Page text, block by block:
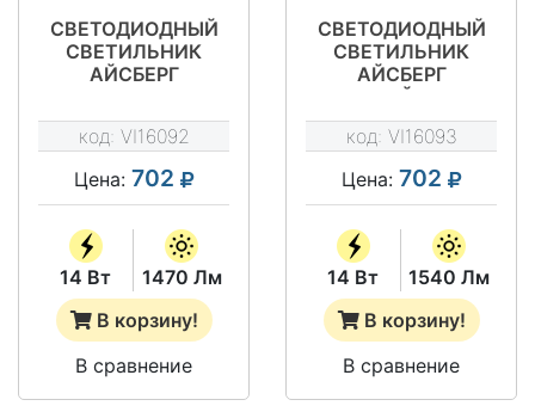
СВЕТОДИОДНЫЙ
СВЕТИЛЬНИК
АЙСБЕРГ
ВТ - VILED СС 03-У-
С-14-590.130.15-4-
0-65
код: VI16092
Цена: 702
14 Вт
1470 Лм
В корзину!
В сравнение
СВЕТОДИОДНЫЙ
СВЕТИЛЬНИК
АЙСБЕРГ
КОЛОТЫЙ ЛЕД 14
ВТ - VILED СС 03-У-
К-14-590.130.15-4-
0-65
код: VI16093
Цена: 702
14 Вт
1540 Лм
В корзину!
В сравнение